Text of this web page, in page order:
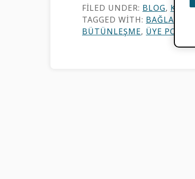
FILED UNDER: BLOG,
TAGGED WITH: BAĞLANTI
BÜTÜNLEŞME, ÜYE PORTALI